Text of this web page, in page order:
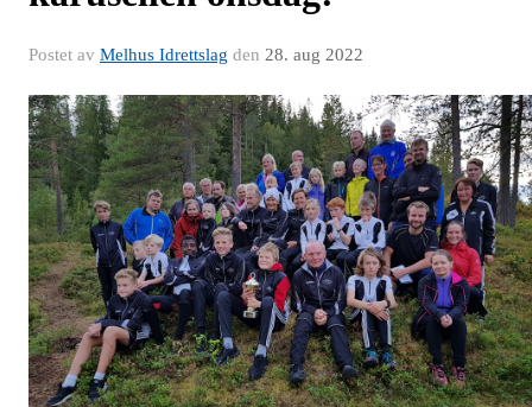
Postet av Melhus Idrettslag den 28. aug 2022